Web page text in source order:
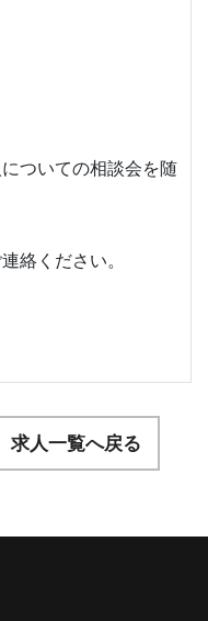
ついての相談会を随
絡ください。
求人一覧へ戻る